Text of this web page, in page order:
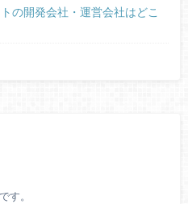
の開発会社・運営会社はどこ
す。